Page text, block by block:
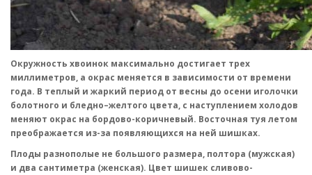
Окружность хвоинок максимально достигает трех
миллиметров, а окрас меняется в зависимости от времени
года. В теплый и жаркий период от весны до осени иголочки
болотного и бледно–желтого цвета, с наступлением холодов
меняют окрас на бордово-коричневый. Восточная туя летом
преображается из-за появляющихся на ней шишках.
Плоды разнополые не большого размера, полтора (мужская)
и два сантиметра (женская). Цвет шишек сливово-